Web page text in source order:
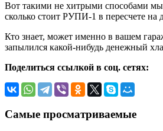
Вот такими не хитрыми способами
сколько стоит РУПИ-1 в пересчете на
Кто знает, может именно в вашем
запылился какой-нибудь денежный
Поделиться ссылкой в соц. сетях:
Самые просматриваемые